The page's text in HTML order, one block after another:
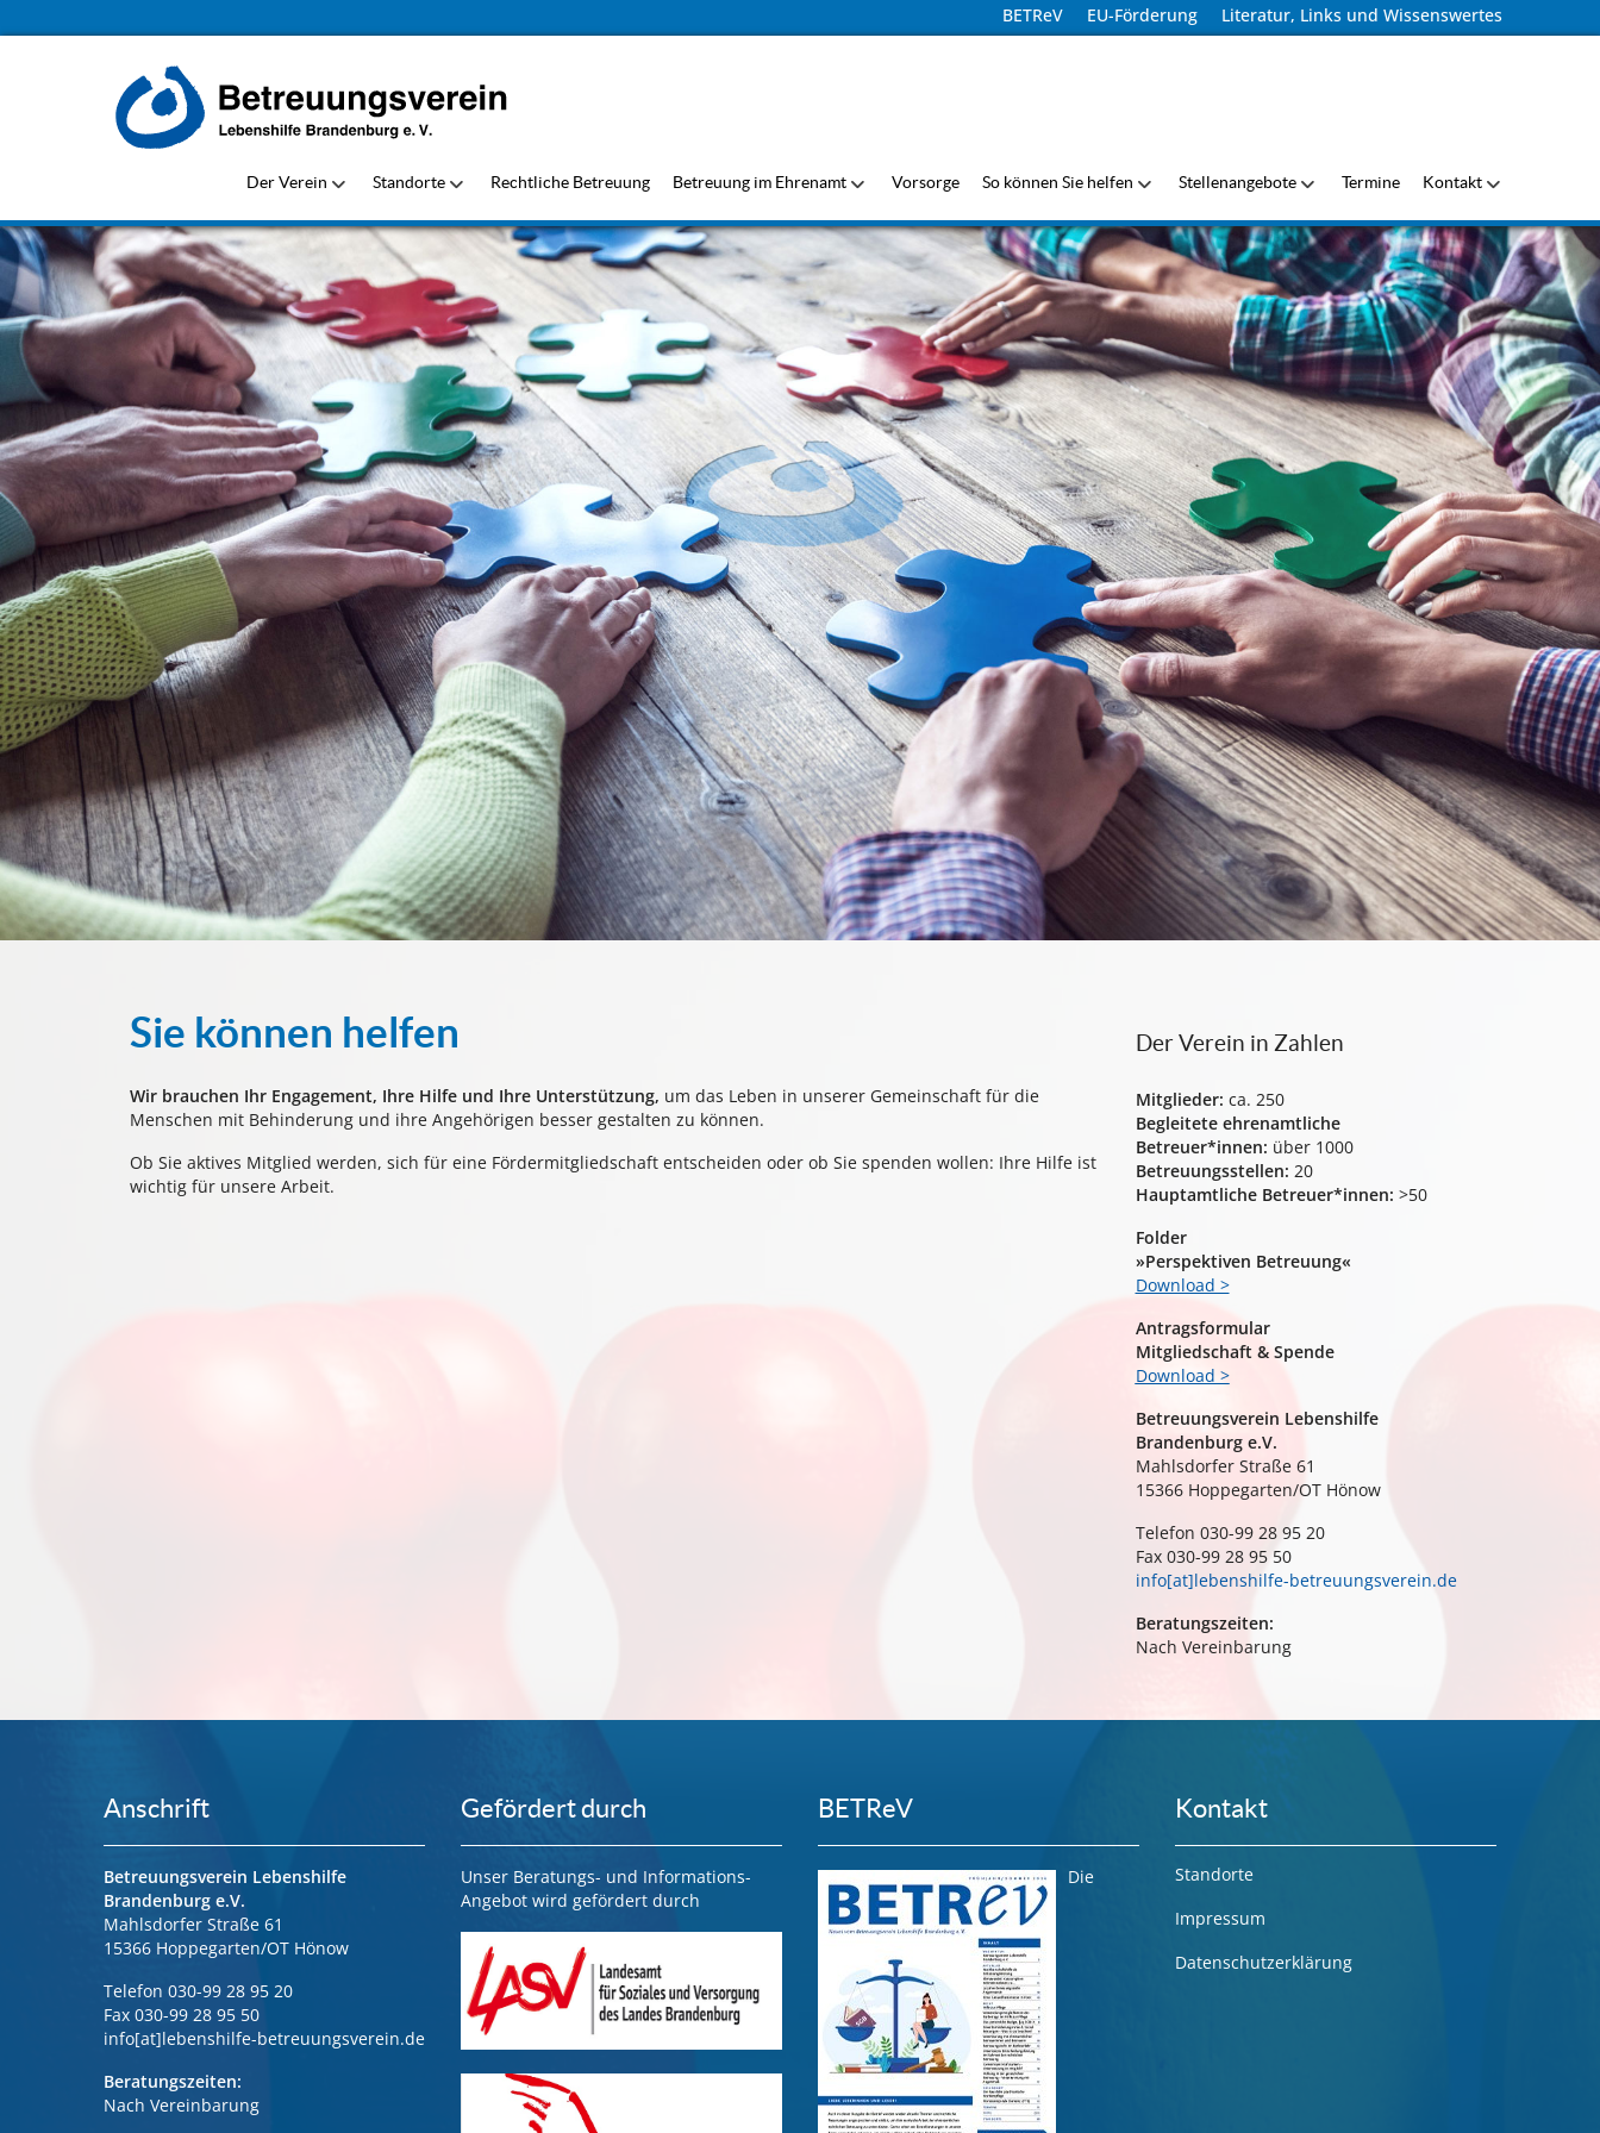
BETReV EU-Förderung Literatur, Links und Wissenswertes
Der Verein Standorte Rechtliche Betreuung Betreuung im Ehrenamt Vorsorge So können Sie helfen Stellenangebote Termine Kontakt
Sie können helfen
Wir brauchen Ihr Engagement, Ihre Hilfe und Ihre Unterstützung, um das Leben in unserer Gemeinschaft für die
Menschen mit Behinderung und ihre Angehörigen besser gestalten zu können.
Ob Sie aktives Mitglied werden, sich für eine Fördermitgliedschaft entscheiden oder ob Sie spenden wollen: Ihre Hilfe ist
wichtig für unsere Arbeit.
Der Verein in Zahlen
Mitglieder: ca. 250
Begleitete ehrenamtliche
Betreuer*innen: über 1000
Betreuungsstellen: 20
Hauptamtliche Betreuer*innen: >50
Folder
»Perspektiven Betreuung«
Download >
Antragsformular
Mitgliedschaft & Spende
Download >
Betreuungsverein Lebenshilfe
Brandenburg e.V.
Mahlsdorfer Straße 61
15366 Hoppegarten/OT Hönow
Telefon 030-99 28 95 20
Fax 030-99 28 95 50
info[at]lebenshilfe-betreuungsverein.de
Beratungszeiten:
Nach Vereinbarung
Anschrift
Betreuungsverein Lebenshilfe
Brandenburg e.V.
Mahlsdorfer Straße 61
15366 Hoppegarten/OT Hönow
Telefon 030-99 28 95 20
Fax 030-99 28 95 50
info[at]lebenshilfe-betreuungsverein.de
Beratungszeiten:
Nach Vereinbarung
Gefördert durch
Unser Beratungs- und Informations-
Angebot wird gefördert durch
BETReV
Die
Kontakt
Standorte
Impressum
Datenschutzerklärung